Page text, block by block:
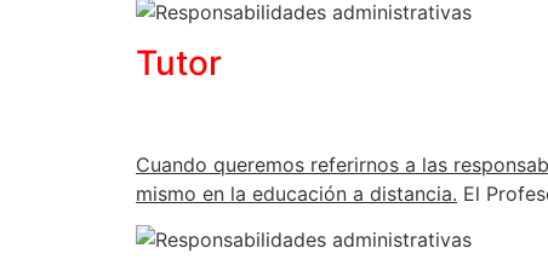
Tutor
Cuando queremos referirnos a las
mismo en la educación a distancia. El